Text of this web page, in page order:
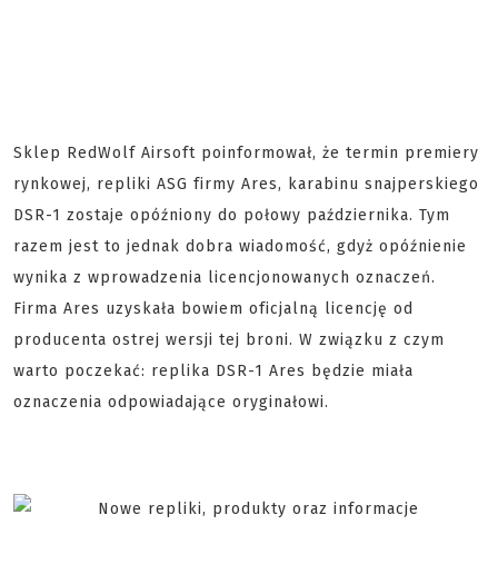
Sklep RedWolf Airsoft poinformował, że termin premiery
rynkowej, repliki ASG firmy Ares, karabinu snajperskiego
DSR-1 zostaje opóźniony do połowy października. Tym
razem jest to jednak dobra wiadomość, gdyż opóźnienie
wynika z wprowadzenia licencjonowanych oznaczeń.
Firma Ares uzyskała bowiem oficjalną licencję od
producenta ostrej wersji tej broni. W związku z czym
warto poczekać: replika DSR-1 Ares będzie miała
oznaczenia odpowiadające oryginałowi.